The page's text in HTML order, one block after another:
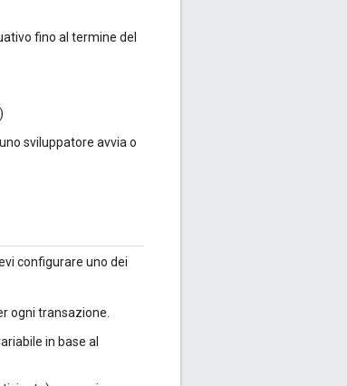
fino al termine del
sviluppatore avvia o
configurare uno dei
ogni transazione.
in base al